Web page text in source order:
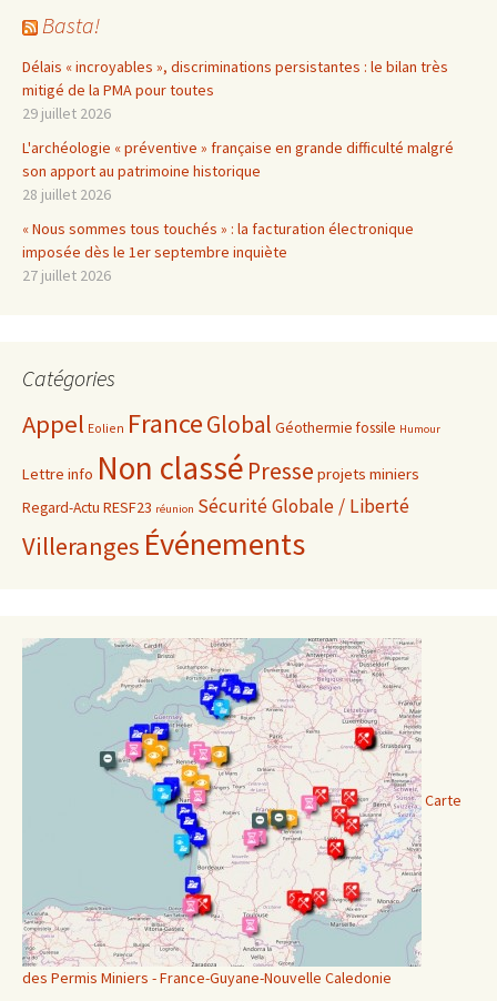
Basta!
Délais « incroyables », discriminations persistantes : le bilan très
mitigé de la PMA pour toutes
29 juillet 2026
L'archéologie « préventive » française en grande difficulté malgré
son apport au patrimoine historique
28 juillet 2026
« Nous sommes tous touchés » : la facturation électronique
imposée dès le 1er septembre inquiète
27 juillet 2026
Catégories
Appel Eolien FranceGlobal Géothermie fossile Humour
Lettre info Non classé Presse projets miniers
Regard-Actu RESF23 réunion Sécurité Globale / Liberté
Villeranges Événements
Carte
des Permis Miniers - France-Guyane-Nouvelle Caledonie